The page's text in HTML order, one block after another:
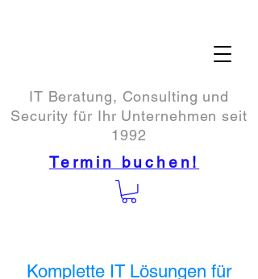
IT Beratung, Consulting und
Security für Ihr Unternehmen seit
1992
Termin buchen!
Komplette IT Lösungen für